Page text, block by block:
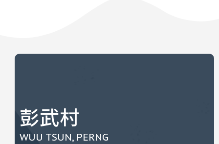
彭武村
WUU TSUN, PERNG